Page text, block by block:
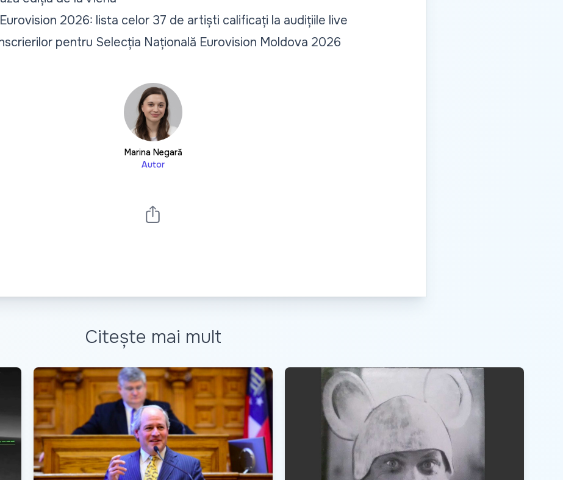
2026: lista celor 37 de artiști calificați la audițiile live
pentru Selecția Națională Eurovision Moldova 2026
Marina Negară
Autor
Citește mai mult